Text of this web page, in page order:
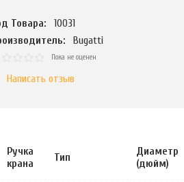
Товара:
10031
Bugatti
Пока не оценен
Написать отзыв
Ручка
крана
Тип
Диаметр
(дюйм)